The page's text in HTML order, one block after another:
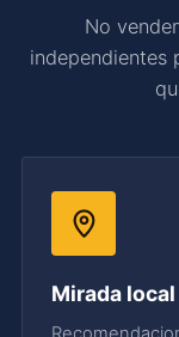
No
independientes
Mirada local